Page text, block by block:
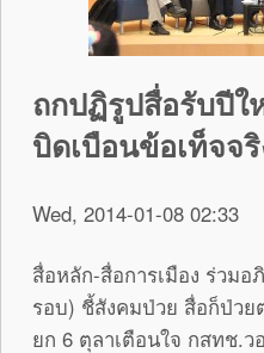
ถกปฏิรูปสื่อรับปีใ
บิดเบือนข้อเท็จจ
Wed, 2014-01-08 02:33
สื่อหลัก-สื่อการเมือง ร่วม
รอบ) ชี้สังคมป่วย สื่อก็ป่วย
ยก 6 ตุลาเตือนใจ กสทช.